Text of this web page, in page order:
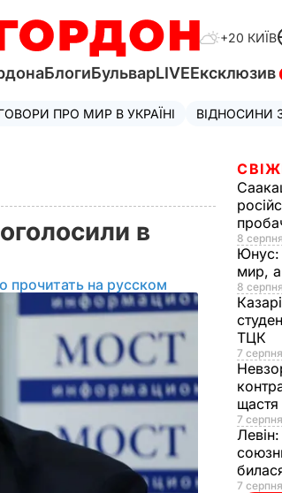
+20 КИЇВ
БлогиБульварLIVEЕксклюзив
ПРО МИР В УКРАЇНІ ВІДНОСИНИ
в
на русском
8
Юнус:
мир,
8
ТЦК
7
щастя
7
Левін:
7